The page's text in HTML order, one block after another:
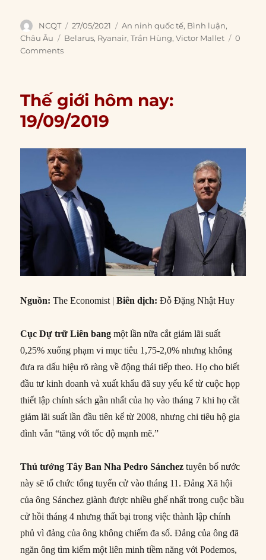
Author
NCQT
Posted
on
27/05/2021 Categories
An ninh quốc tế, Bình luận,
Châu Âu
Tags
Belarus, Ryanair,Trần Hùng,Victor Mallet
0
Comments
Thế giới hôm nay:
19/09/2019
Nguồn: The Economist |Biên dịch: Đỗ Đặng Nhật Huy
Cục Dự trữ Liên bang một lần nữa cắt giảm lãi suất
0,25% xuống phạm vi mục tiêu 1,75-2,0% nhưng không
đưa ra dấu hiệu rõ ràng về động thái tiếp theo. Họ cho biết
đầu tư kinh doanh và xuất khẩu đã suy yếu kể từ cuộc họp
thiết lập chính sách gần nhất của họ vào tháng 7 khi họ cắt
giảm lãi suất lần đầu tiên kể từ 2008, nhưng chi tiêu hộ gia
đình vẫn “tăng với tốc độ mạnh mẽ.”
Thủ tướng Tây Ban Nha Pedro Sánchez tuyên bố nước
này sẽ tổ chức tổng tuyển cử vào tháng 11. Đảng Xã hội
của ông Sánchez giành được nhiều ghế nhất trong cuộc bầu
cử hồi tháng 4 nhưng thất bại trong việc thành lập chính
phủ vì đảng của ông không chiếm đa số. Đảng của ông đã
ngăn ông tìm kiếm một liên minh tiềm năng với Podemos,